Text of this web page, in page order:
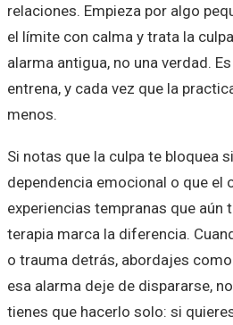
relaciones. Empieza por algo
el límite con calma y trata la
alarma antigua, no una verdad.
entrena, y cada vez que la
menos.
Si notas que la culpa te bloquea
dependencia emocional o que el
experiencias tempranas que aún
terapia marca la diferencia.
o trauma detrás, abordajes como
esa alarma deje de dispararse,
tienes que hacerlo solo: si